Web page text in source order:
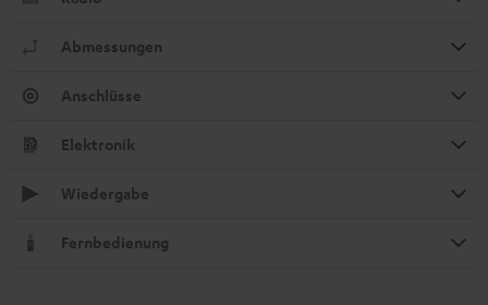
Abmessungen
Anschlüsse
Elektronik
Wiedergabe
Fernbedienung